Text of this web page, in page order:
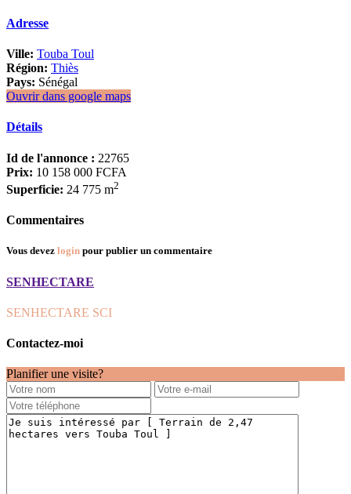
Adresse
Ville: Touba Toul
Région: Thiès
Pays: Sénégal
Ouvrir dans google maps
Détails
Id de l'annonce : 22765
Prix: 10 158 000 FCFA
Superficie: 24 775 m2
Commentaires
Vous devez login pour publier un commentaire
SENHECTARE
SENHECTARE SCI
Contactez-moi
Planifier une visite?